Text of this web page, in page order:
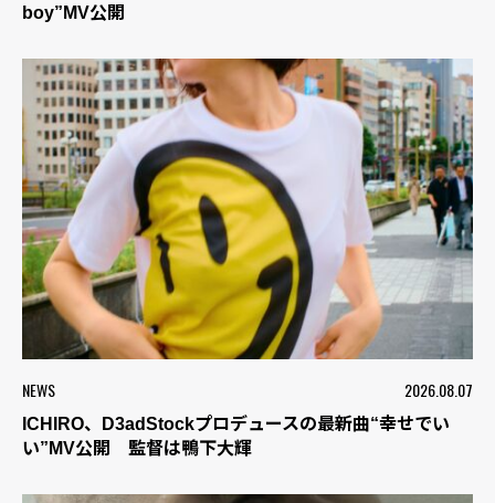
boy”MV公開
NEWS 2026.08.07
ICHIRO、D3adStockプロデュースの最新曲“幸せでい
い”MV公開 監督は鴨下大輝